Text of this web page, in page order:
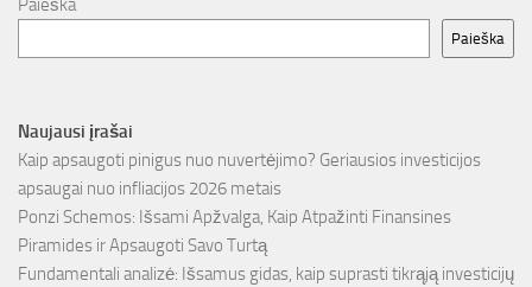
Paieška
Paieška
Naujausi įrašai
Kaip apsaugoti pinigus nuo nuvertėjimo? Geriausios investicijos
apsaugai nuo infliacijos 2026 metais
Ponzi Schemos: Išsami Apžvalga, Kaip Atpažinti Finansines
Piramides ir Apsaugoti Savo Turtą
Fundamentali analizė: Išsamus gidas, kaip suprasti tikrąją investicijų